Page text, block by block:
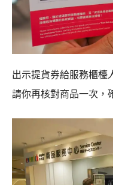
出示提貨券給服務櫃檯
請你再核對商品一次，